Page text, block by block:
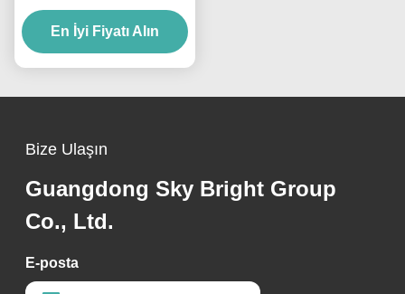
Anataz İşlenmemiş Saflık
Sunar
En İyi Fiyatı Alın
Bize Ulaşın
Guangdong Sky Bright Group
Co., Ltd.
E-posta